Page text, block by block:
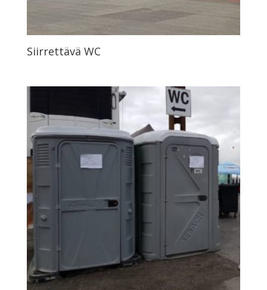
Siirrettävä WC